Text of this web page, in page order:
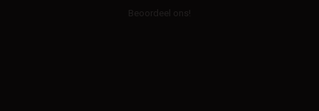
Beoordeel ons!